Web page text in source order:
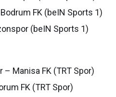
FK (beIN Sports 1)
(beIN Sports 1)
– Manisa FK (TRT Spor)
FK (TRT Spor)